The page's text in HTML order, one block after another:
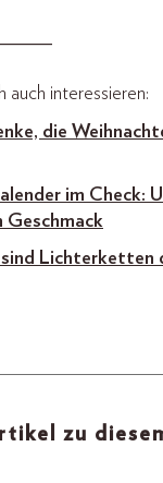
auch interessieren:
die
im Check:
Geschmack
Lichterketten
zu